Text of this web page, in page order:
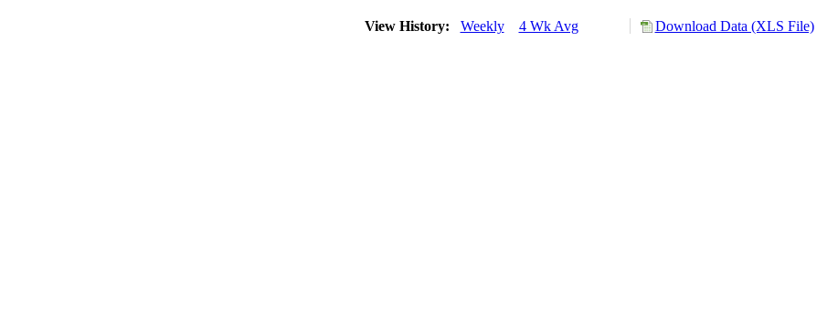
View History: Weekly 4 Wk Avg Download Data (XLS File)